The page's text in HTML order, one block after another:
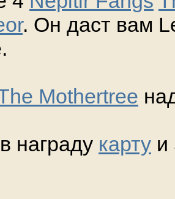
. Он даст вам
Mothertree
награду карту и